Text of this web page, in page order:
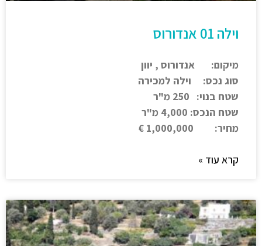
וילה 01 אנדורוס
מיקום: אנדורוס , יוון
סוג נכס: וילה למכירה
שטח בנוי: 250 מ"ר
שטח הנכס: 4,000 מ"ר
מחיר: 1,000,000 €
קרא עוד »